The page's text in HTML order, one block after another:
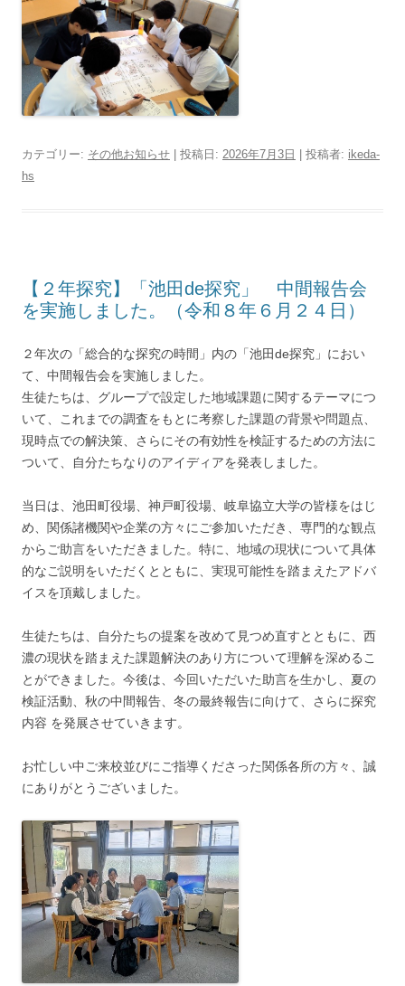
カテゴリー: その他お知らせ | 投稿日: 2026年7月3日 投稿者: ikeda-
hs
【２年探究】「池田de探究」 中間報告会
を実施しました。（令和８年６月２４日）
２年次の「総合的な探究の時間」内の「池田de探究」におい
て、中間報告会を実施しました。
生徒たちは、グループで設定した地域課題に関するテーマにつ
いて、これまでの調査をもとに考察した課題の背景や問題点、
現時点での解決策、さらにその有効性を検証するための方法に
ついて、自分たちなりのアイディアを発表しました。
当日は、池田町役場、神戸町役場、岐阜協立大学の皆様をはじ
め、関係諸機関や企業の方々にご参加いただき、専門的な観点
からご助言をいただきました。特に、地域の現状について具体
的なご説明をいただくとともに、実現可能性を踏まえたアドバ
イスを頂戴しました。
生徒たちは、自分たちの提案を改めて見つめ直すとともに、西
濃の現状を踏まえた課題解決のあり方について理解を深めるこ
とができました。今後は、今回いただいた助言を生かし、夏の
検証活動、秋の中間報告、冬の最終報告に向けて、さらに探究
内容 を発展させていきます。
お忙しい中ご来校並びにご指導くださった関係各所の方々、誠
にありがとうございました。